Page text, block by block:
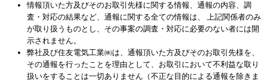
情報頂いた方及びそのお取引先様に関する情報、通報の内容、調
査・対応の結果など、通報に関する全ての情報は、 上記関係者のみ
が取り扱うものとし、その事案の調査・対応に必要のない者には開
示されません。
弊社及び住友電気工業㈱は、通報頂いた方及びそのお取引先様を、
その通報を行ったことを理由として、お取引において不利益な取り
扱いをすることは一切ありません（不正な目的による通報を除きま